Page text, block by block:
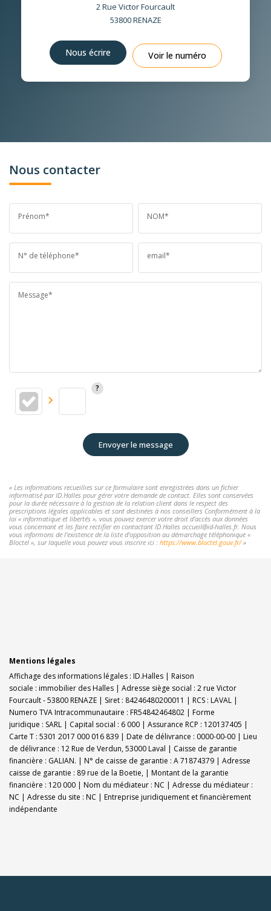
2 Rue Victor Fourcault
53800RENAZE
Nous écrire Voir le numéro
Nous contacter
Prénom* NOM*
N° de téléphone* email*
Message*
Envoyer le message
« Les informations recueillies sur ce formulaire sont enregistrées dans un fichier
informatisé par ID.Halles pour gérer votre demande de contact. Elles sont conservées
pour la durée nécessaire à la gestion de la relation client dans le respect des
prescriptions légales applicables et sont destinées à nos conseillers Conformément à la
loi « informatique et libertés », vous pouvez exercer votre droit d'accès aux données
vous concernant et les faire rectifier en contactant ID.Halles accueil@id-halles.fr. Nous
vous informons de l'existence de la liste d'opposition au démarchage téléphonique «
Bloctel », sur laquelle vous pouvez vous inscrire ici : https://www.bloctel.gouv.fr/»
Mentions légales
Affichage des informations légales : ID.Halles | Raison
sociale : immobilier des Halles | Adresse siège social : 2 rue Victor
Fourcault - 53800 RENAZE | Siret : 84246480200011 | RCS : LAVAL |
Numero TVA Intracommunautaire : FR54842464802 | Forme
juridique : SARL | Capital social : 6 000 | Assurance RCP : 120137405 |
Carte T : 5301 2017 000 016 839 | Date de délivrance : 0000-00-00 | Lieu
de délivrance : 12 Rue de Verdun, 53000 Laval | Caisse de garantie
financière : GALIAN. | N° de caisse de garantie : A 71874379 | Adresse
caisse de garantie : 89 rue de la Boetie, | Montant de la garantie
financière : 120 000 | Nom du médiateur : NC | Adresse du médiateur :
NC | Adresse du site : NC | Entreprise juridiquement et financièrement
indépendante